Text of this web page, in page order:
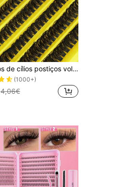
200 tufos de cílios postiços volumosos com curvatura D para aplicação em casa, 80 cílios individuais com curvatura D de 0,07 mm, extensão de cílios naturais mistos de 8 a 16 mm, tufos de cílios super densos e alongadores, cílios individuais curvados, cílios finos e longos, cílios alongadores com efeito de desenho animado, adequados para iniciantes usarem em casa. 200 cílios postiços super densos, 200 tufos de cílios de grande capacidade, tufos de cílios, cílios individuais, cílios postiços.
(1000+)
4,06€